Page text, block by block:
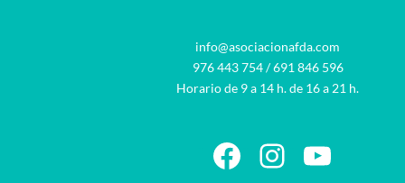
info@asociacionafda.com
976 443 754/691 846 596
Horario de 9 a 14 h. de 16 a 21 h.
Facebook
Instagram
YouTube